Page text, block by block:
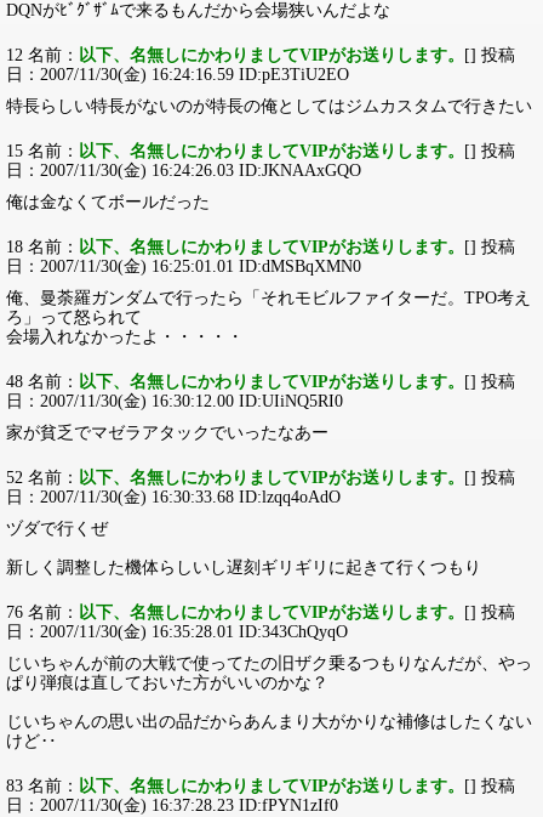
DQNがﾋﾞｸﾞｻﾞﾑで来るもんだから会場狭いんだよな
12 名前： 以下、名無しにかわりましてVIPがお送りします。
[] 投稿
日：2007/11/30(金) 16:24:16.59 ID:pE3TiU2EO
特長らしい特長がないのが特長の俺としてはジムカスタムで行きたい
15 名前： 以下、名無しにかわりましてVIPがお送りします。
[] 投稿
日：2007/11/30(金) 16:24:26.03 ID:JKNAAxGQO
俺は金なくてボールだった
18 名前： 以下、名無しにかわりましてVIPがお送りします。
[] 投稿
日：2007/11/30(金) 16:25:01.01 ID:dMSBqXMN0
俺、曼荼羅ガンダムで行ったら「それモビルファイターだ。TPO考え
ろ」って怒られて
会場入れなかったよ・・・・・
48 名前： 以下、名無しにかわりましてVIPがお送りします。
[] 投稿
日：2007/11/30(金) 16:30:12.00 ID:UIiNQ5RI0
家が貧乏でマゼラアタックでいったなあー
52 名前： 以下、名無しにかわりましてVIPがお送りします。
[] 投稿
日：2007/11/30(金) 16:30:33.68 ID:lzqq4oAdO
ヅダで行くぜ
新しく調整した機体らしいし遅刻ギリギリに起きて行くつもり
76 名前： 以下、名無しにかわりましてVIPがお送りします。
[] 投稿
日：2007/11/30(金) 16:35:28.01 ID:343ChQyqO
じいちゃんが前の大戦で使ってたの旧ザク乗るつもりなんだが、やっ
ぱり弾痕は直しておいた方がいいのかな？
じいちゃんの思い出の品だからあんまり大がかりな補修はしたくない
けど‥
83 名前： 以下、名無しにかわりましてVIPがお送りします。
[] 投稿
日：2007/11/30(金) 16:37:28.23 ID:fPYN1zIf0